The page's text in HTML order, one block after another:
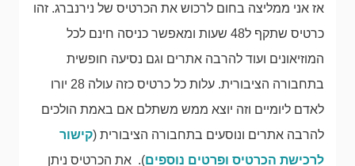
אז אני ממליצה בחום לרכוש את הכרטיס של נירנברג. זהו
כרטיס שתקף ל48 שעות ומאפשר כניסה חינם לכל
המוזיאונים ועוד להרבה אתרים וגם נסיעה חופשית
בתחבורה הציבורית. עלות כל כרטיס כזה עולה 28 יורו
לאדם ליומיים וזה יוצא ממש משתלם אם באמת הולכים
להרבה אתרים ונוסעים בתחבורה הציבורית (קישור
לרכישת הכרטיס ופרטים נוספים). את הכרטיס ניתן